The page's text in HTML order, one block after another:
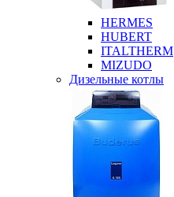
HERMES
HUBERT
ITALTHERM
MIZUDO
Дизельные котлы